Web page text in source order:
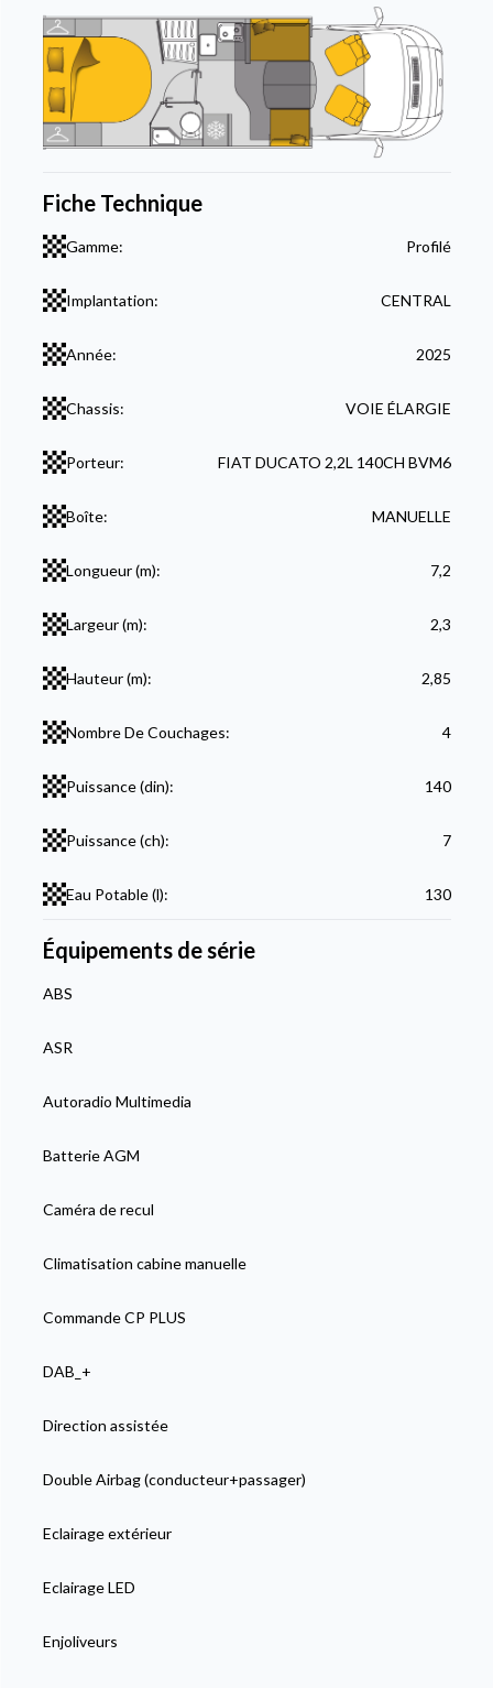
Fiche Technique
Gamme: Profilé
Implantation: CENTRAL
Année: 2025
Chassis: VOIE ÉLARGIE
Porteur: FIAT DUCATO 2,2L 140CH BVM6
Boîte: MANUELLE
Longueur (m): 7,2
Largeur (m): 2,3
Hauteur (m): 2,85
Nombre De Couchages: 4
Puissance (din): 140
Puissance (ch): 7
Eau Potable (l): 130
Équipements de série
ABS
ASR
Autoradio Multimedia
Batterie AGM
Caméra de recul
Climatisation cabine manuelle
Commande CP PLUS
DAB_+
Direction assistée
Double Airbag (conducteur+passager)
Eclairage extérieur
Eclairage LED
Enjoliveurs